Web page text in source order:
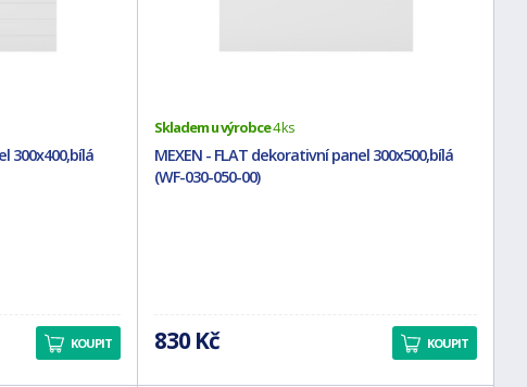
300x400,bílá
KOUPIT
Skladem u výrobce4 ks
MEXEN - FLAT dekorativní panel 300x500,bílá
(WF-030-050-00)
830 Kč KOUPIT